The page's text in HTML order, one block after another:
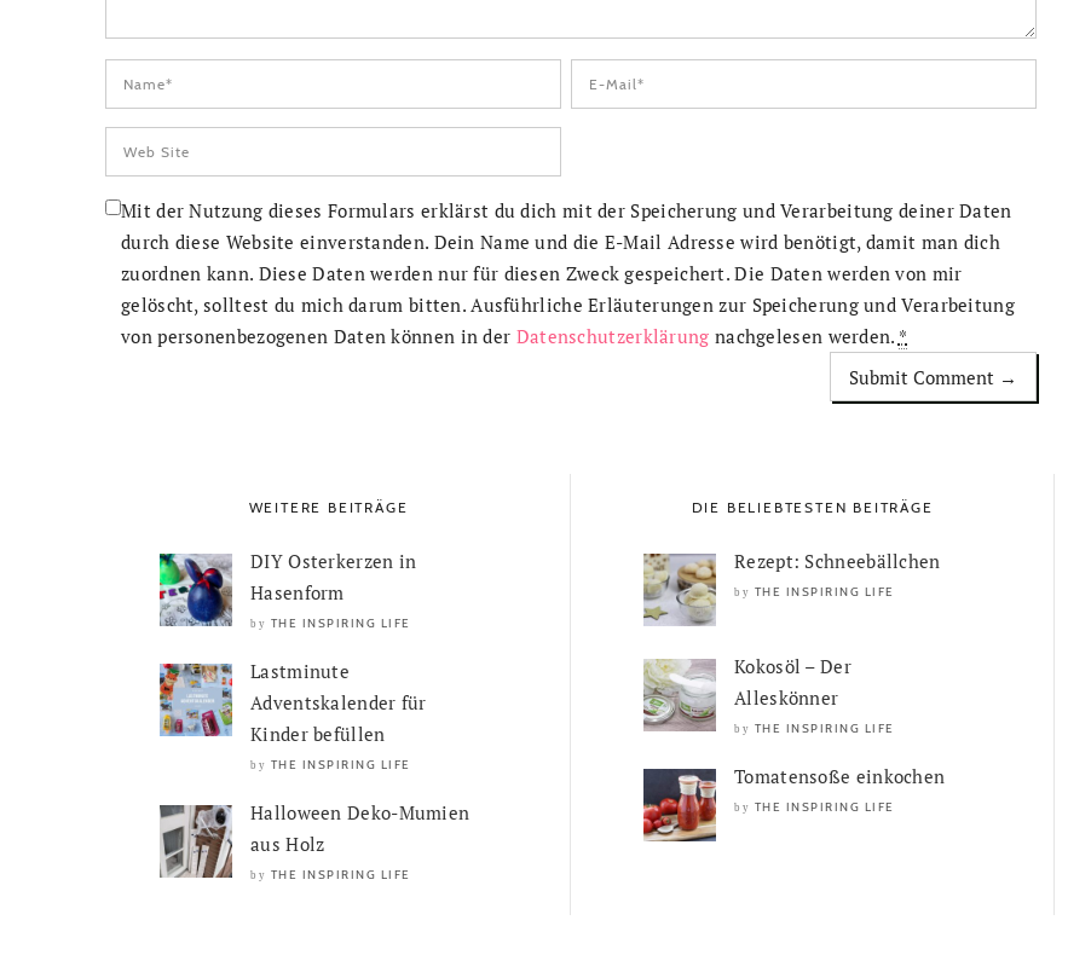
Mit der Nutzung dieses Formulars erklärst du dich mit der Speicherung und Verarbeitung deiner Daten
durch diese Website einverstanden. Dein Name und die E-Mail Adresse wird benötigt, damit man dich
zuordnen kann. Diese Daten werden nur für diesen Zweck gespeichert. Die Daten werden von mir
gelöscht, solltest du mich darum bitten. Ausführliche Erläuterungen zur Speicherung und Verarbeitung
von personenbezogenen Daten können in der Datenschutzerklärung nachgelesen werden. *
WEITERE BEITRÄGE
DIY Osterkerzen in
Hasenform
by THE INSPIRING LIFE
Lastminute
Adventskalender für
Kinder befüllen
by THE INSPIRING LIFE
Halloween Deko-Mumien
aus Holz
by THE INSPIRING LIFE
DIE BELIEBTESTEN BEITRÄGE
Rezept: Schneebällchen
by THE INSPIRING LIFE
Kokosöl – Der
Alleskönner
by THE INSPIRING LIFE
Tomatensoße einkochen
by THE INSPIRING LIFE